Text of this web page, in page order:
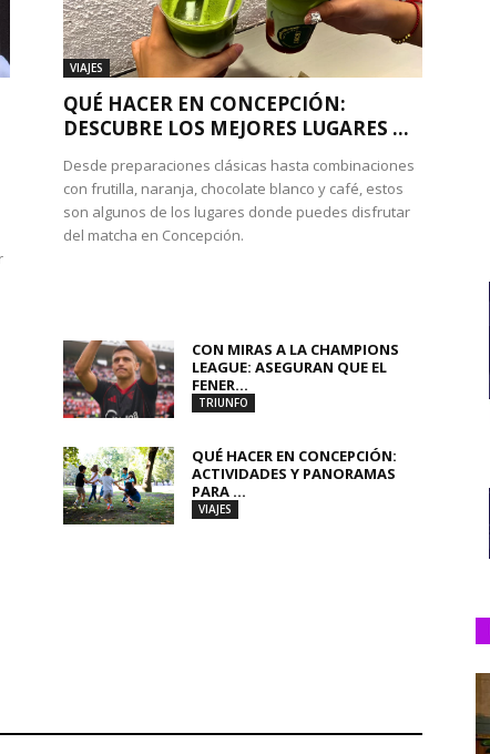
VIAJES
QUÉ HACER EN CONCEPCIÓN:
DESCUBRE LOS MEJORES LUGARES ...
Desde preparaciones clásicas hasta combinaciones
con frutilla, naranja, chocolate blanco y café, estos
son algunos de los lugares donde puedes disfrutar
del matcha en Concepción.
CON MIRAS A LA CHAMPIONS
LEAGUE: ASEGURAN QUE EL
FENER...
TRIUNFO
QUÉ HACER EN CONCEPCIÓN:
ACTIVIDADES Y PANORAMAS
PARA ...
VIAJES